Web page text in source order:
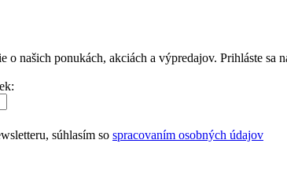
o našich ponukách, akciách a výpredajov. Prihláste sa
súhlasím so spracovaním osobných údajov